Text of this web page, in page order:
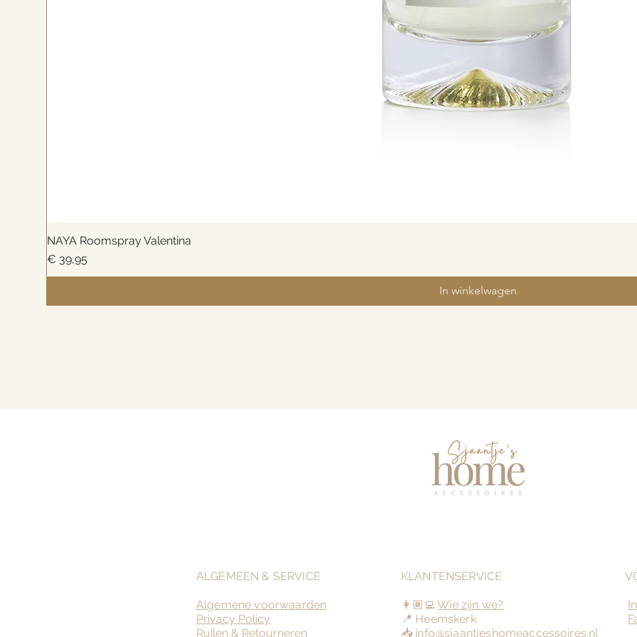
NAYA Roomspray Valentina
Prijs
€ 39,95
In winkelwagen
KLANTENSERVICE
👩🏽‍💻Wie zijn we?
📍 Heemskerk
📥 info@sjaantjeshomeaccessoires.nl
ALGEMEEN & SERVICE
Algemene voorwaarden
Privacy Policy
Ruilen & Retourneren